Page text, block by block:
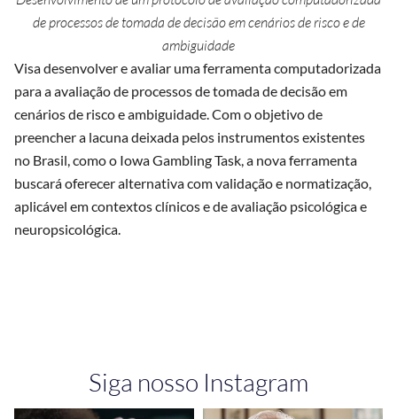
de processos de tomada de decisão em cenários de risco e de
ambiguidade
Visa desenvolver e avaliar uma ferramenta computadorizada
para a avaliação de processos de tomada de decisão em
cenários de risco e ambiguidade. Com o objetivo de
preencher a lacuna deixada pelos instrumentos existentes
no Brasil, como o Iowa Gambling Task, a nova ferramenta
buscará oferecer alternativa com validação e normatização,
aplicável em contextos clínicos e de avaliação psicológica e
neuropsicológica.
Siga nosso Instagram